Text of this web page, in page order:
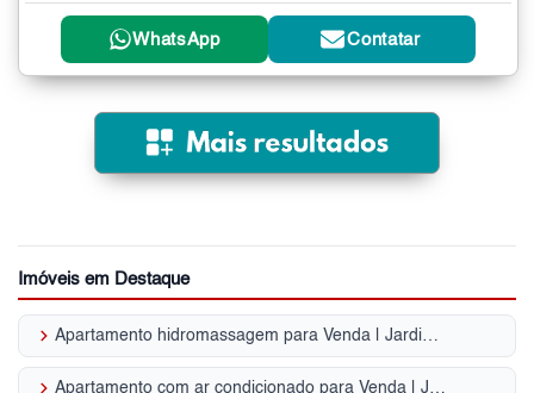
WhatsApp Contatar
Imóveis em Destaque
keyboard_arrow_right Apartamento hidromassagem para Venda | Jardim Paulista
Apartamento com ar condicionado para Venda | Jardim Paulista